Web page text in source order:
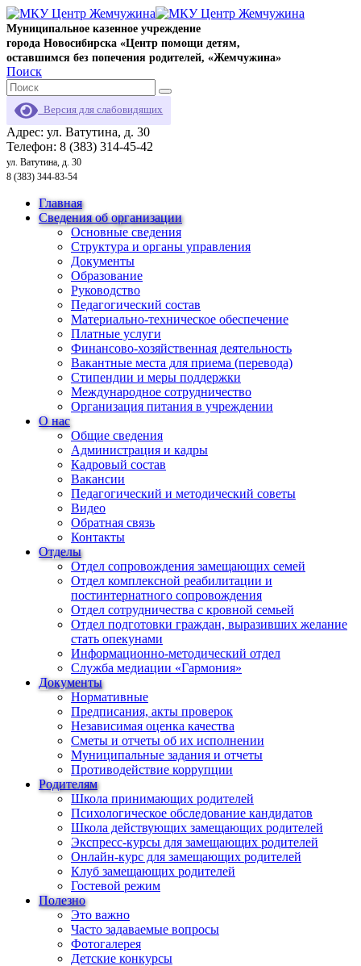
Муниципальное казенное учреждение
города Новосибирска «Центр помощи детям,
оставшимся без попечения родителей, «Жемчужина»
Поиск
Версия для слабовидящих
Адрес: ул. Ватутина, д. 30
Телефон: 8 (383) 314-45-42
ул. Ватутина, д. 30
8 (383) 344-83-54
Главная
Сведения об организации
Основные сведения
Структура и органы управления
Документы
Образование
Руководство
Педагогический состав
Материально-техническое обеспечение
Платные услуги
Финансово-хозяйственная деятельность
Вакантные места для приема (перевода)
Стипендии и меры поддержки
Международное сотрудничество
Организация питания в учреждении
О нас
Общие сведения
Администрация и кадры
Кадровый состав
Вакансии
Педагогический и методический советы
Видео
Обратная связь
Контакты
Отделы
Отдел сопровождения замещающих семей
Отдел комплексной реабилитации и
постинтернатного сопровождения
Отдел сотрудничества с кровной семьей
Отдел подготовки граждан, выразивших желание
стать опекунами
Информационно-методический отдел
Служба медиации «Гармония»
Документы
Нормативные
Предписания, акты проверок
Независимая оценка качества
Сметы и отчеты об их исполнении
Муниципальные задания и отчеты
Противодействие коррупции
Родителям
Школа принимающих родителей
Психологическое обследование кандидатов
Школа действующих замещающих родителей
Экспресс-курсы для замещающих родителей
Онлайн-курс для замещающих родителей
Клуб замещающих родителей
Гостевой режим
Полезно
Это важно
Часто задаваемые вопросы
Фотогалерея
Детские конкурсы